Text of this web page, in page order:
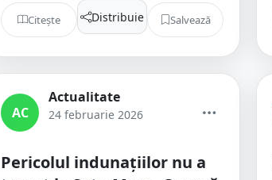
Citește Distribuie Salvează
AC
Actualitate
24 februarie 2026
Pericolul indunațiilor nu a